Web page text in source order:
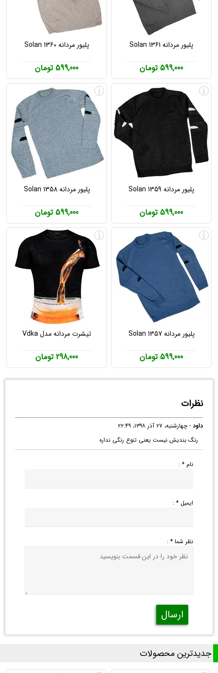
پلیور مردانه Solan 1361
599,000 تومان
پلیور مردانه Solan 1360
599,000 تومان
پلیور مردانه Solan 1359
599,000 تومان
i
پلیور مردانه Solan 1358
599,000 تومان
i
پلیور مردانه Solan 1357
599,000 تومان
i
تیشرت مردانه مدل Vdka
298,000 تومان
i
نظرات
داود- چهارشنبه، ۲۷ آذر ۱۳۹۸، ۲۲:۴۹
رنگ بندیش نیست یعنی تنوع رنگی نداره
نام * :
ایمیل * :
نظر شما * :
ارسال
جدیدترین محصولات